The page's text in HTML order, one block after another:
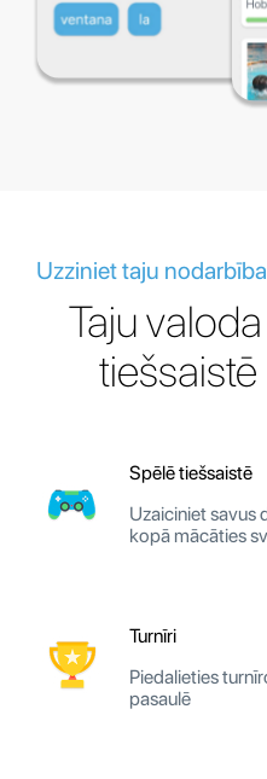
Uzziniet taju
Taju
Spēlē tiešsaistē
Uzaiciniet savus
kopā mācāties
Turnīri
Piedalieties
pasaulē